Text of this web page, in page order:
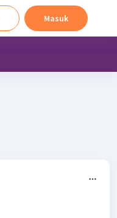
Masuk